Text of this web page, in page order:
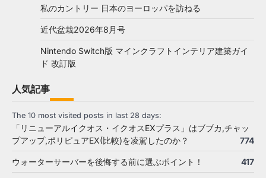
私のカントリー 日本のヨーロッパを訪ねる
近代盆栽2026年8月号
Nintendo Switch版 マインクラフトインテリア建築ガイ
ド 改訂版
人気記事
The 10 most visited posts in last 28 days:
「リニューアルイクオス・イクオスEXプラス」はブブカ,チャッ
プアップ,ポリピュアEX(比較)を凌駕したのか？
774
ウォーターサーバーを後悔する前に選ぶポイント！ 417